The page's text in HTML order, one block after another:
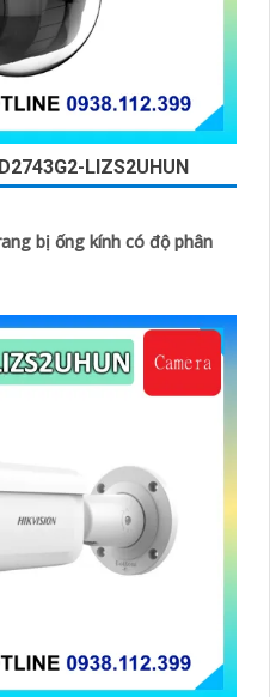
LIZS2UHUN
bị ống kính có độ phân